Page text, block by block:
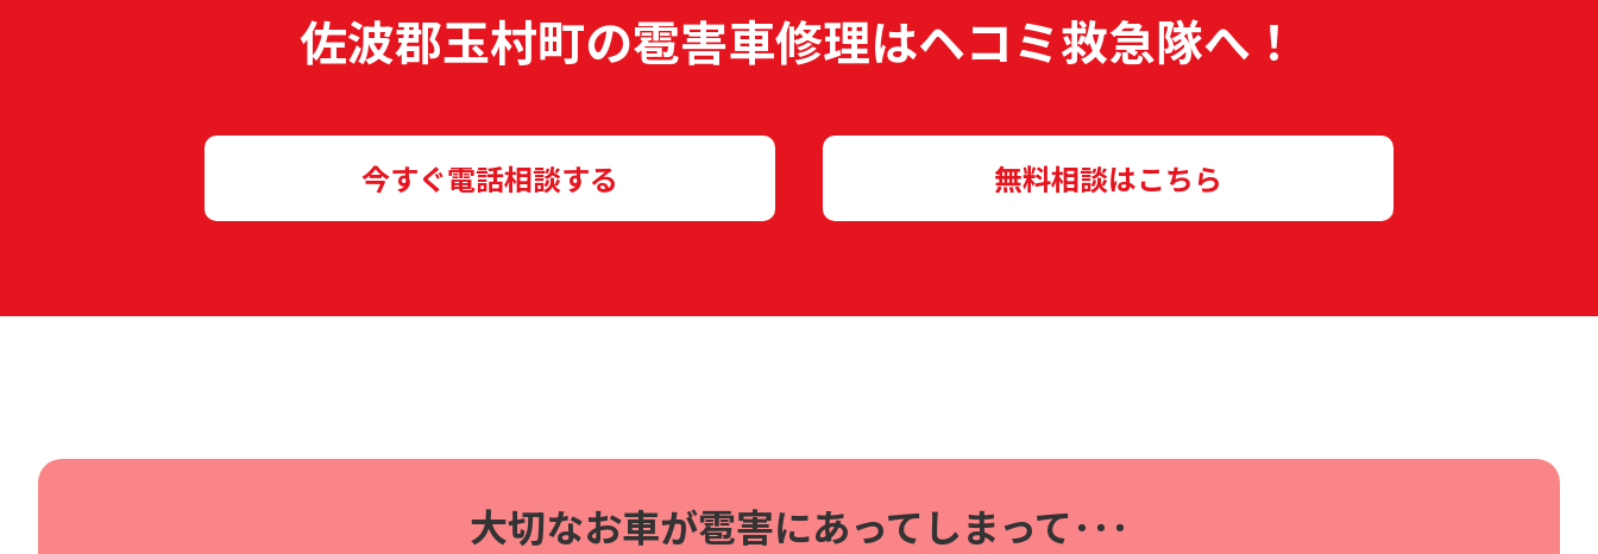
佐波郡玉村町の雹害車修理はヘコミ救急隊へ！
今すぐ電話相談する 無料相談はこちら
大切なお車が雹害にあってしまって･･･